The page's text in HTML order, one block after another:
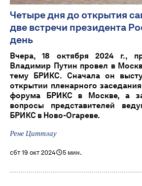
Четыре дня до открытия
две встречи президента
день
Вчера, 18 октября 2024 г.,
Владимир Путин провел в
тему БРИКС. Сначала он
открытии пленарного
форума БРИКС в Москве, а
вопросы представителей
БРИКС в Ново-Огареве.
Рене Циттлау
сбт 19 окт 2024 5 мин.